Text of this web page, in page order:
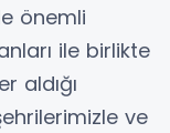
önemli
ile birlikte
aldığı
ve